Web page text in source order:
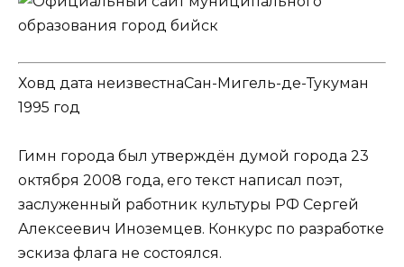
Ховд дата неизвестнаСан-Мигель-де-Тукуман
1995 год
Гимн города был утверждён думой города 23
октября 2008 года, его текст написал поэт,
заслуженный работник культуры РФ Сергей
Алексеевич Иноземцев. Конкурс по разработке
эскиза флага не состоялся.